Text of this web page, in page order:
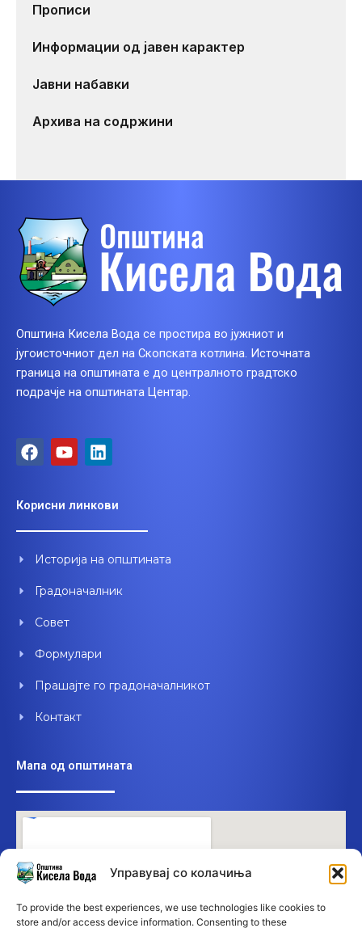
Управувај со колачиња
To provide the best experiences, we use technologies like cookies to
store and/or access device information. Consenting to these
Прописи
Информации од јавен карактер
Јавни набавки
Архива на содржини
Општина Кисела Вода се простира во јужниот и
југоисточниот дел на Скопската котлина. Источната
граница на општината е до централното градтско
подрачје на општината Центар.
F
a
b
o
k
Y
o
u
b
L
i
e
d
n
Корисни линкови
Историја на општината
Градоначалник
Совет
Формулари
Прашајте го градоначалникот
Контакт
Мапа од општината